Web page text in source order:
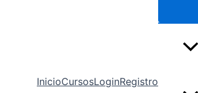
InicioCursosLoginRegistro